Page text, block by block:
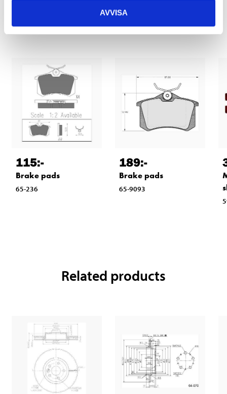
AVVISA
Other customers also bought
115:-
Brake pads
65-236
189:-
Brake pads
65-9093
Related products